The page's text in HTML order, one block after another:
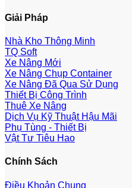
Giải Pháp
Nhà Kho Thông Minh
TQ Soft
Xe Nâng Mới
Xe Nâng Chụp Container
Xe Nâng Đã Qua Sử Dụng
Thiết Bị Công Trình
Thuê Xe Nâng
Dịch Vụ Kỹ Thuật Hậu Mãi
Phụ Tùng - Thiết Bị
Vật Tư Tiêu Hao
Chính Sách
Điều Khoản Chung